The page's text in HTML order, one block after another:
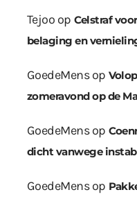
Tejoo op Celstraf
belaging en
GoedeMensop
zomeravond op de
GoedeMensop
dicht vanwege
GoedeMensop